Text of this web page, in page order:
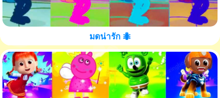
มดน่ารัก 🐜